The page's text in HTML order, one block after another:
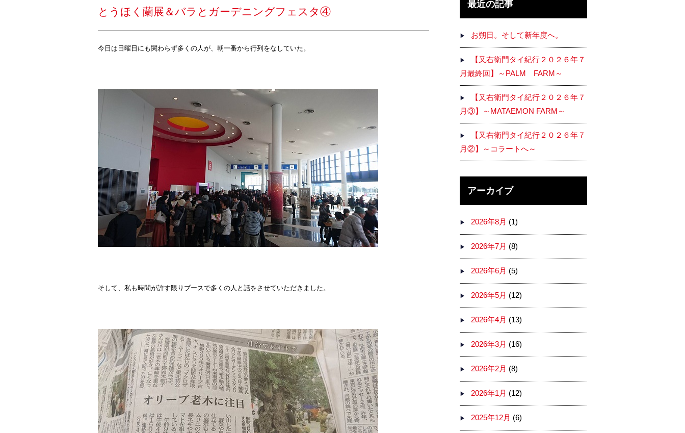
とうほく蘭展＆バラとガーデニングフェスタ④
今日は日曜日にも関わらず多くの人が、朝一番から行列をなしていた。
そして、私も時間が許す限りブースで多くの人と話をさせていただきました。
最近の記事
お朔日。そして新年度へ。
【又右衛門タイ紀行２０２６年７
月最終回】～PALM FARM～
【又右衛門タイ紀行２０２６年７
月③】～MATAEMON FARM～
【又右衛門タイ紀行２０２６年７
月②】～コラートへ～
アーカイブ
2026年8月 (1)
2026年7月 (8)
2026年6月 (5)
2026年5月 (12)
2026年4月 (13)
2026年3月 (16)
2026年2月 (8)
2026年1月 (12)
2025年12月 (6)